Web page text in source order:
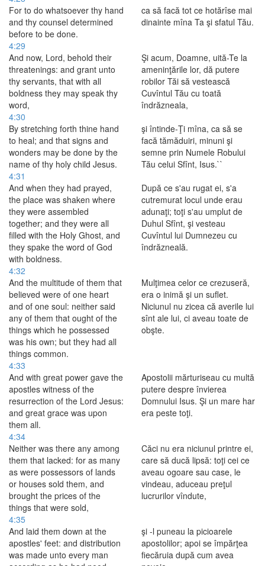
For to do whatsoever thy hand
and thy counsel determined
before to be done.
ca să facă tot ce hotărîse mai
dinainte mîna Ta şi sfatul Tău.
4:29
And now, Lord, behold their
threatenings: and grant unto
thy servants, that with all
boldness they may speak thy
word,
Şi acum, Doamne, uită-Te la
ameninţările lor, dă putere
robilor Tăi să vestească
Cuvîntul Tău cu toată
îndrăzneala,
4:30
By stretching forth thine hand
to heal; and that signs and
wonders may be done by the
name of thy holy child Jesus.
şi întinde-Ţi mîna, ca să se
facă tămăduiri, minuni şi
semne prin Numele Robului
Tău celui Sfînt, Isus.``
4:31
And when they had prayed,
the place was shaken where
they were assembled
together; and they were all
filled with the Holy Ghost, and
they spake the word of God
with boldness.
După ce s'au rugat ei, s'a
cutremurat locul unde erau
adunaţi; toţi s'au umplut de
Duhul Sfînt, şi vesteau
Cuvîntul lui Dumnezeu cu
îndrăzneală.
4:32
And the multitude of them that
believed were of one heart
and of one soul: neither said
any of them that ought of the
things which he possessed
was his own; but they had all
things common.
Mulţimea celor ce crezuseră,
era o inimă şi un suflet.
Niciunul nu zicea că averile lui
sînt ale lui, ci aveau toate de
obşte.
4:33
And with great power gave the
apostles witness of the
resurrection of the Lord Jesus:
and great grace was upon
them all.
Apostolii mărturiseau cu multă
putere despre învierea
Domnului Isus. Şi un mare har
era peste toţi.
4:34
Neither was there any among
them that lacked: for as many
as were possessors of lands
or houses sold them, and
brought the prices of the
things that were sold,
Căci nu era niciunul printre ei,
care să ducă lipsă: toţi cei ce
aveau ogoare sau case, le
vindeau, aduceau preţul
lucrurilor vîndute,
4:35
And laid them down at the
apostles' feet: and distribution
was made unto every man
şi -l puneau la picioarele
apostolilor; apoi se împărţea
fiecăruia după cum avea